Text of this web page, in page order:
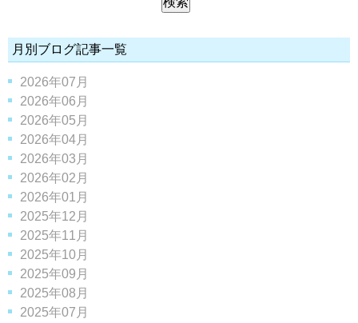
月別ブログ記事一覧
2026年07月
2026年06月
2026年05月
2026年04月
2026年03月
2026年02月
2026年01月
2025年12月
2025年11月
2025年10月
2025年09月
2025年08月
2025年07月